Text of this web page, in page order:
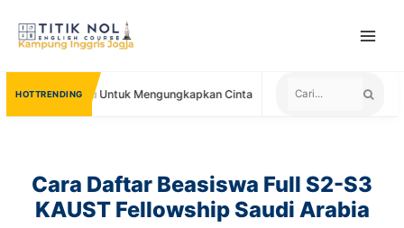
content
TRENDING
Untuk Mengungkapkan Cinta Negara yang Menerima Sertifikat
Cara Daftar Beasiswa Full S2-S3
KAUST Fellowship Saudi Arabia